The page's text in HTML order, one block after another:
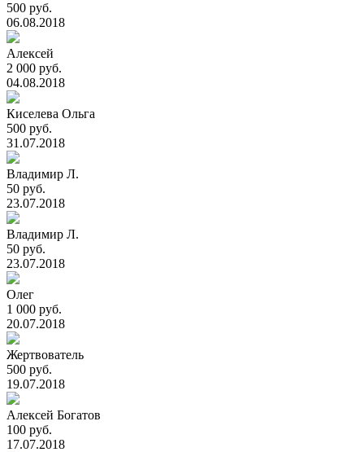
500 руб.
06.08.2018
Алексей
2 000 руб.
04.08.2018
Киселева Ольга
500 руб.
31.07.2018
Владимир Л.
50 руб.
23.07.2018
Владимир Л.
50 руб.
23.07.2018
Олег
1 000 руб.
20.07.2018
Жертвователь
500 руб.
19.07.2018
Алексей Богатов
100 руб.
17.07.2018